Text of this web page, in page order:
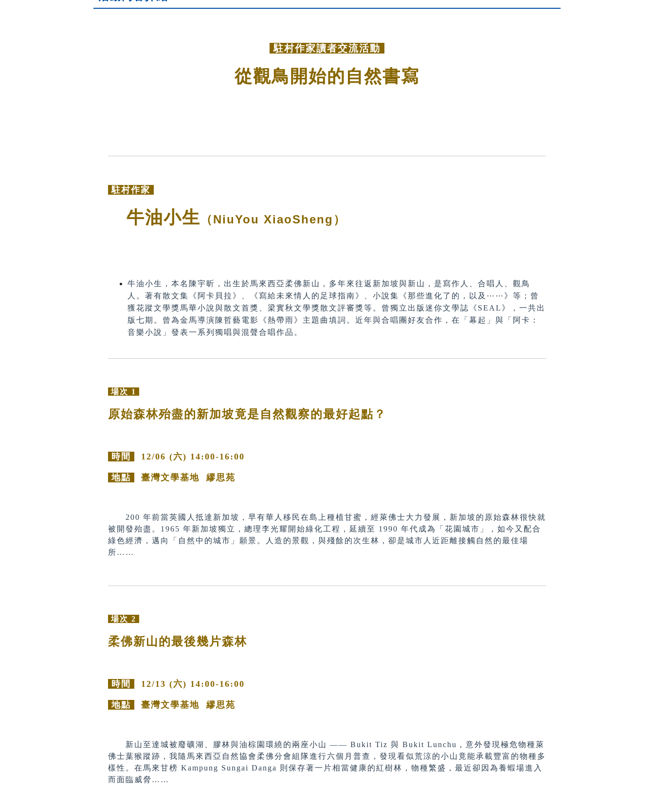
駐村作家讀者交流活動
從觀鳥開始的自然書寫
駐村作家
牛油小生 （NiuYou XiaoSheng）
牛油小生，本名陳宇昕，出生於馬來西亞柔佛新山，多年來往返新加坡與新山，是寫作人、合唱人、觀鳥
人。著有散文集《阿卡貝拉》、《寫給未來情人的足球指南》、小說集《那些進化了的，以及⋯⋯》等；曾
獲花蹤文學獎馬華小說與散文首獎、梁實秋文學獎散文評審獎等。曾獨立出版迷你文學誌《SEAL》，一共出
版七期。曾為金馬導演陳哲藝電影《熱帶雨》主題曲填詞。近年與合唱團好友合作，在「幕起」與「阿卡：
音樂小說」發表一系列獨唱與混聲合唱作品。
場次 1
原始森林殆盡的新加坡竟是自然觀察的最好起點？
時間 12/06 (六) 14:00-16:00
地點 臺灣文學基地 繆思苑
200 年前當英國人抵達新加坡，早有華人移民在島上種植甘蜜，經萊佛士大力發展，新加坡的原始森林很快就
被開發殆盡。1965 年新加坡獨立，總理李光耀開始綠化工程，延續至 1990 年代成為「花園城市」，如今又配合
綠色經濟，邁向「自然中的城市」願景。人造的景觀，與殘餘的次生林，卻是城市人近距離接觸自然的最佳場
所……
場次 2
柔佛新山的最後幾片森林
時間 12/13 (六) 14:00-16:00
地點 臺灣文學基地 繆思苑
新山至達城被廢礦湖、膠林與油棕園環繞的兩座小山 —— Bukit Tiz 與 Bukit Lunchu，意外發現極危物種萊
佛士葉猴蹤跡，我隨馬來西亞自然協會柔佛分會組隊進行六個月普查，發現看似荒涼的小山竟能承載豐富的物種多
樣性。在馬來甘榜 Kampung Sungai Danga 則保存著一片相當健康的紅樹林，物種繁盛，最近卻因為養蝦場進入
而面臨威脅……